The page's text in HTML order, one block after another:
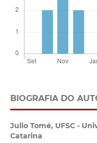
BIOGRAFIA DO
Julio Tomé, UFSC -
Catarina